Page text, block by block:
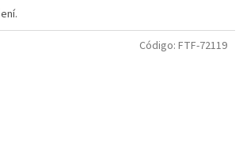
Código: FTF-72119